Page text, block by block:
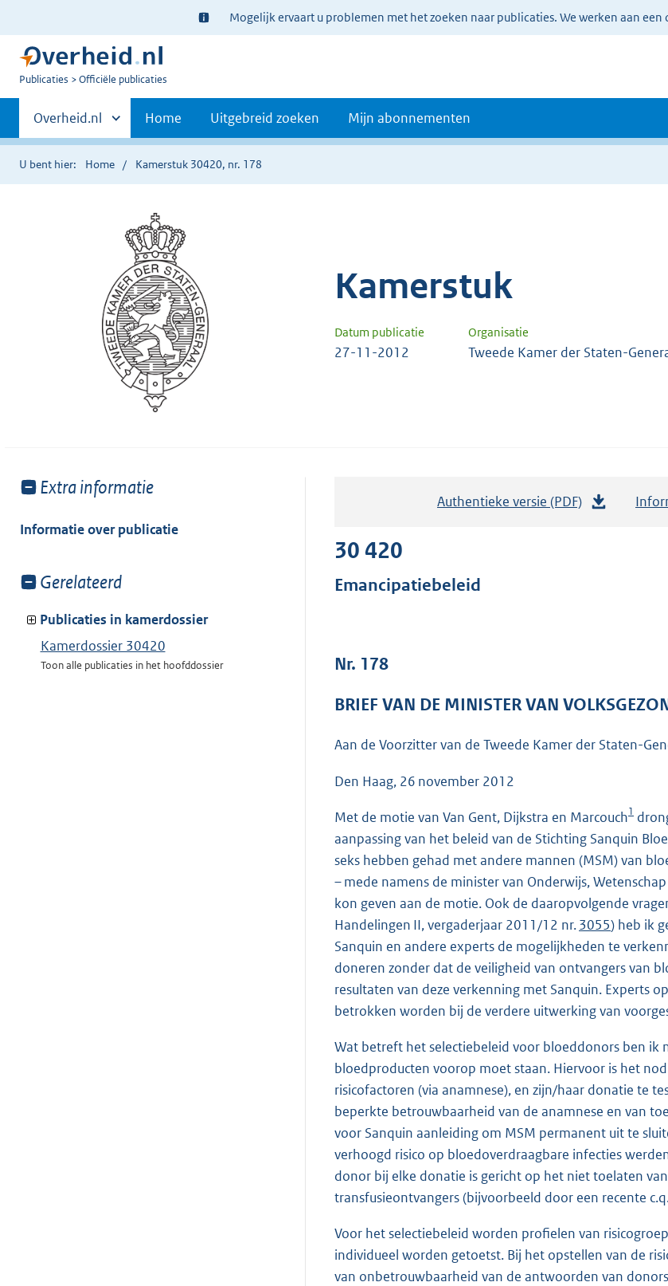
Ter
informatie:
Mogelijk ervaart u problemen met het zoeken naar publicaties. We werken aan een
U
Publicaties Officiële publicaties
Primaire
navigatie
Andere
sites
binnen
Overheid.nl Home Uitgebreid zoeken Mijn abonnementen
U bent hier: Home Kamerstuk 30420, nr. 178
Kamerstuk
Datum publicatie Organisatie
27-11-2012 Tweede Kamer der Staten-
Toon
van:
Extra informatie
Informatie over publicatie
Toon
van:
Gerelateerd
Publicaties in kamerdossier
Kamerdossier 30420
Toon alle publicaties in het hoofddossier
Authentieke versie (PDF)
r
o
:
4
2
K
b
30 420
Emancipatiebeleid
Nr. 178
BRIEF VAN DE MINISTER VAN
Aan de Voorzitter van de Tweede Kamer der Staten-
Den Haag, 26 november 2012
Met de motie van Van Gent, Dijkstra en Marcouch1
aanpassing van het beleid van de Stichting Sanquin
seks hebben gehad met andere mannen (MSM) van
– mede namens de minister van Onderwijs,
kon geven aan de motie. Ook de daaropvolgende
Handelingen II, vergaderjaar 2011/12 nr.3055) heb ik
Sanquin en andere experts de mogelijkheden te
doneren zonder dat de veiligheid van ontvangers van
resultaten van deze verkenning met Sanquin. Experts
betrokken worden bij de verdere uitwerking van
Wat betreft het selectiebeleid voor bloeddonors ben ik
bloedproducten voorop moet staan. Hiervoor is het
risicofactoren (via anamnese), en zijn/haar donatie te
beperkte betrouwbaarheid van de anamnese en van
voor Sanquin aanleiding om MSM permanent uit te
verhoogd risico op bloedoverdraagbare infecties
donor bij elke donatie is gericht op het niet toelaten
transfusieontvangers (bijvoorbeeld door een recente
Voor het selectiebeleid worden profielen van
individueel worden getoetst. Bij het opstellen van de
van onbetrouwbaarheid van de antwoorden van